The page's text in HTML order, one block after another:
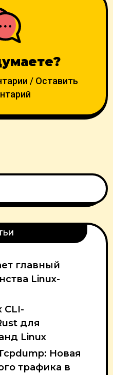
/ Оставить
главный
Linux-
CLI-
для
Linux
Новая
трафика в